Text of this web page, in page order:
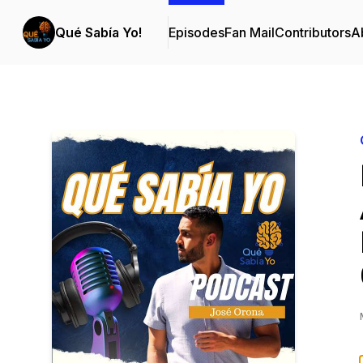
Qué Sabía Yo! EpisodesFan MailContributors